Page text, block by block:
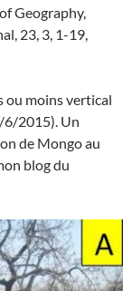
Geography,
23, 3, 1-19,
ou moins vertical
2015). Un
de Mongo au
blog du